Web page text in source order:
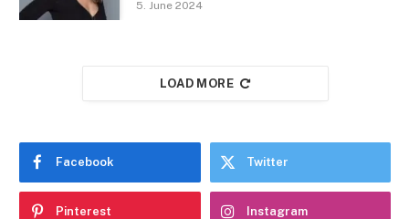
5. June 2024
LOAD MORE
Facebook Twitter
Pinterest Instagram